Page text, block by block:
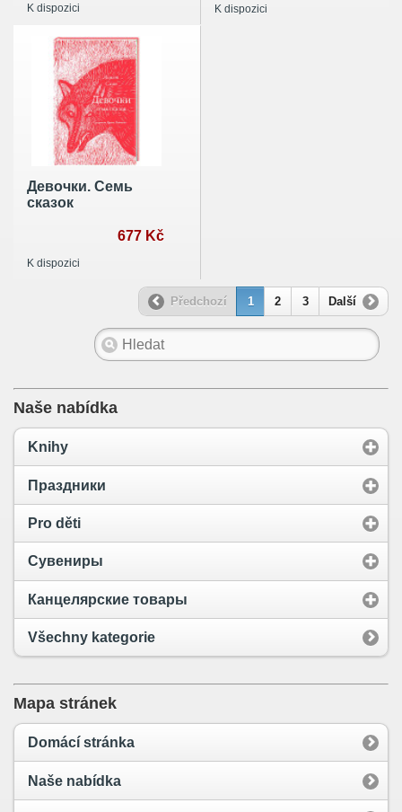
K dispozici K dispozici
Девочки. Семь
сказок
677 Kč
K dispozici
Předchozí 1 2 3 Další
Naše nabídka
Knihy
Праздники
Pro děti
Сувениры
Канцелярские товары
Všechny kategorie
Mapa stránek
Domácí stránka
Naše nabídka